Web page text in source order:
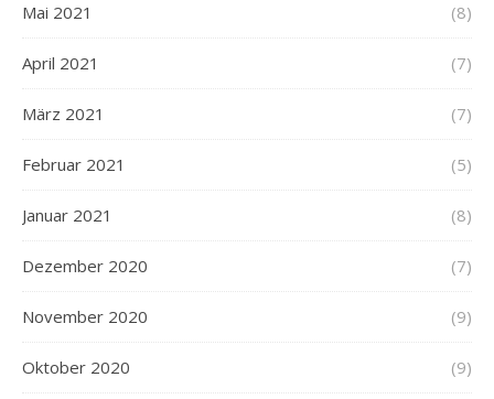
Mai 2021 (8)
April 2021 (7)
März 2021 (7)
Februar 2021 (5)
Januar 2021 (8)
Dezember 2020 (7)
November 2020 (9)
Oktober 2020 (9)